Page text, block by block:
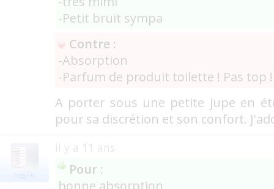
-Petit bruit sympa
Contre :
-Absorption
-Parfum de produit toilette ! Pas top !
A porter sous une petite jupe en
pour sa discrétion et son confort.
higgins
il y a 11 ans
Pour :
bonne absorption